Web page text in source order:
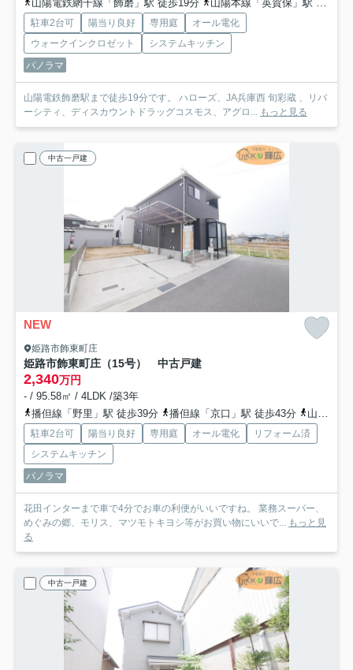
山陽電鉄網干線「飾磨」駅 徒歩19分
山陽本線「英賀保」駅 徒歩30分
駐車2台可 陽当り良好 専用庭
オール電化
ウォークインクロゼット
システムキッチン
パノラマ
山陽電鉄飾磨駅まで徒歩19分です。 ハローズ、JA兵庫西 旬彩蔵 、リバ
ーシティ、ディスカウントドラッグコスモス、アグロ...
もっと見る
中古一戸建
NEW
姫路市飾東町庄
姫路市飾東町庄（15号） 中古戸建
2,340万円
- / 95.58㎡ / 4LDK /築3年
播但線「野里」駅 徒歩39分
播但線「京口」駅 徒歩43分 山陽本線「東姫路」駅 徒歩48分
駐車2台可 陽当り良好 専用庭 オール電化
リフォーム済
システムキッチン
パノラマ
花田インターまで車で4分でお車の利便がいいですね。 業務スーパー、
めぐみの郷、モリス、マツモトキヨシ等がお買い物にいいで...
もっと見
る
中古一戸建